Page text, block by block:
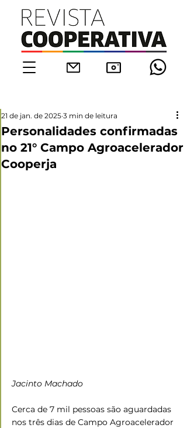
Personalidades confirmadas
no 21° Campo Agroacelerador
Cooperja
21 de jan. de 2025 3 min de leitura
Jacinto Machado
Cerca de 7 mil pessoas são aguardadas
nos três dias de Campo Agroacelerador